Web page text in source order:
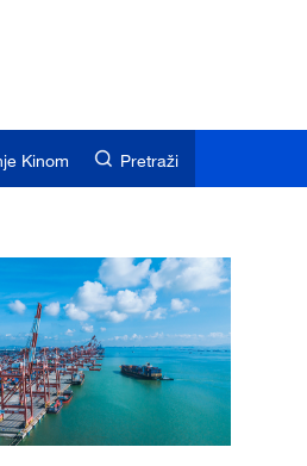
Kinom Pretraži